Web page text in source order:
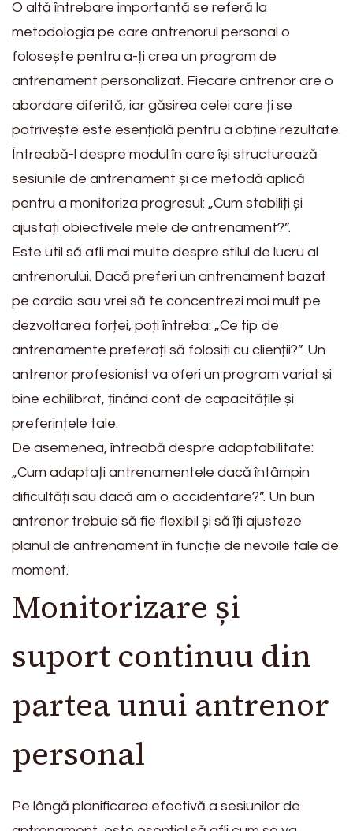
O altă întrebare importantă se referă la
metodologia pe care antrenorul personal o
folosește pentru a-ți crea un program de
antrenament personalizat. Fiecare antrenor are o
abordare diferită, iar găsirea celei care ți se
potrivește este esențială pentru a obține rezultate.
Întreabă-l despre modul în care își structurează
sesiunile de antrenament și ce metodă aplică
pentru a monitoriza progresul: „Cum stabiliți și
ajustați obiectivele mele de antrenament?”.
Este util să afli mai multe despre stilul de lucru al
antrenorului. Dacă preferi un antrenament bazat
pe cardio sau vrei să te concentrezi mai mult pe
dezvoltarea forței, poți întreba: „Ce tip de
antrenamente preferați să folosiți cu clienții?”. Un
antrenor profesionist va oferi un program variat și
bine echilibrat, ținând cont de capacitățile și
preferințele tale.
De asemenea, întreabă despre adaptabilitate:
„Cum adaptați antrenamentele dacă întâmpin
dificultăți sau dacă am o accidentare?”. Un bun
antrenor trebuie să fie flexibil și să îți ajusteze
planul de antrenament în funcție de nevoile tale de
moment.
Monitorizare și
suport continuu din
partea unui antrenor
personal
Pe lângă planificarea efectivă a sesiunilor de